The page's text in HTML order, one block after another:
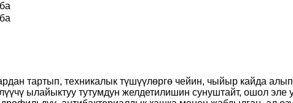
тартып, техникалык түшүүлөргө чейин, чыйыр кайда
ылайыктуу тутумдун желдетилишин сунуштайт, ошол